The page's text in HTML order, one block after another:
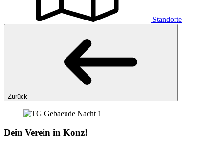
Standorte
Zurück
Dein Verein in Konz!